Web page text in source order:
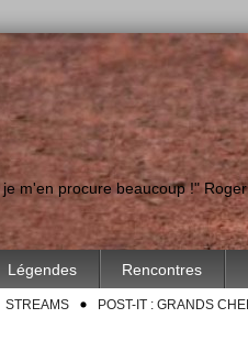
m'en procure beaucoup !"
Légendes Rencontres
STREAMS POST-IT : GRANDS